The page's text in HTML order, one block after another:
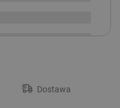
Dostawa